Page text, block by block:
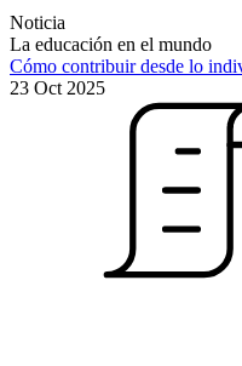
Noticia
La educación en el mundo
Cómo contribuir desde lo
23 Oct 2025